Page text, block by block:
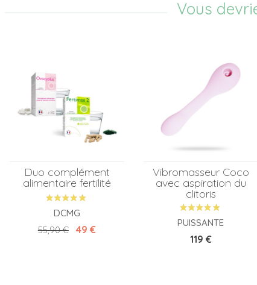
Vous
Duo complément
alimentaire fertilité
DCMG
Prix de base
55,90 € Prix
49 €
Vibromasseur Coco
avec aspiration du
clitoris
PUISSANTE
Prix
119 €